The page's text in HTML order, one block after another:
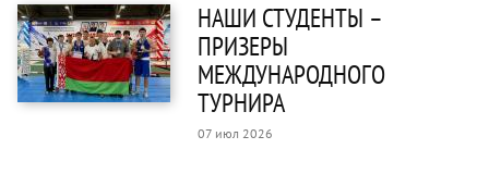
НАШИ СТУДЕНТЫ –
ПРИЗЕРЫ
МЕЖДУНАРОДНОГО
ТУРНИРА
07 июл 2026